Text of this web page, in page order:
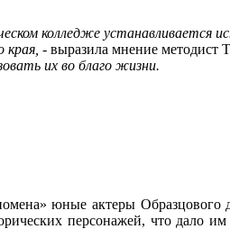
колледже
- выразила мнение методист
их во благо жизни.
юные актеры Образцового
персонажей, что дало